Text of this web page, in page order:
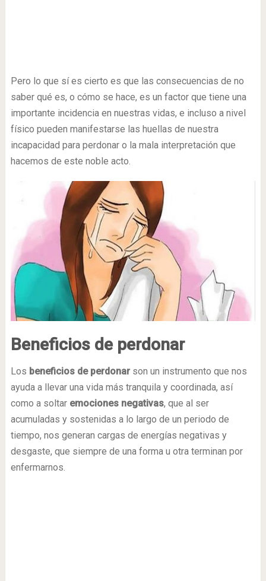
Pero lo que sí es cierto es que las consecuencias de no
saber qué es, o cómo se hace, es un factor que tiene una
importante incidencia en nuestras vidas, e incluso a nivel
físico pueden manifestarse las huellas de nuestra
incapacidad para perdonar o la mala interpretación que
hacemos de este noble acto.
Beneficios de perdonar
Los beneficios de perdonarson un instrumento que nos
ayuda a llevar una vida más tranquila y coordinada, así
como a soltar emociones negativas, que al ser
acumuladas y sostenidas a lo largo de un periodo de
tiempo, nos generan cargas de energías negativas y
desgaste, que siempre de una forma u otra terminan por
enfermarnos.